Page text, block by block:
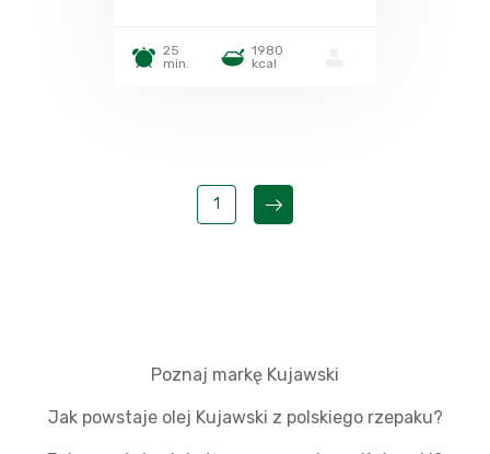
25
min.
1980
kcal
1
Poznaj markę Kujawski
Jak powstaje olej Kujawski z polskiego rzepaku?